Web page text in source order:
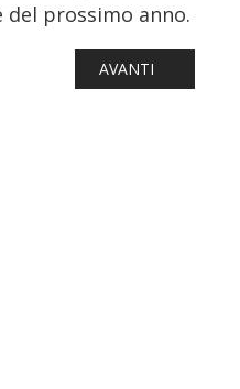
prossimo anno.
METRO: DUE ANNI IN BLU,
ARTICOLO
AVANTI